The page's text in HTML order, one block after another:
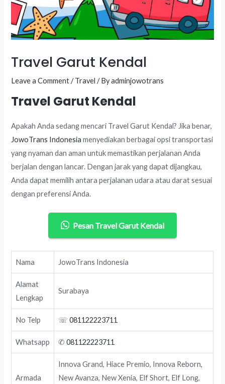
Travel Garut Kendal
Leave a Comment /Travel / Byadminjowotrans
Travel Garut Kendal
Apakah Anda sedang mencari Travel Garut Kendal? Jika benar,
JowoTrans Indonesia menyediakan berbagai opsi transportasi
yang nyaman dan aman untuk memastikan perjalanan Anda
berjalan dengan lancar. Dengan jarak yang dapat dijangkau,
Anda dapat memilih antara perjalanan udara atau darat sesuai
dengan preferensi Anda.
Pesan Travel Garut Kendal
Nama JowoTrans Indonesia
Alamat
Lengkap
Surabaya
No Telp ☏081122223711
Whatsapp ✆081122223711
Armada
Innova Grand, Hiace Premio, Innova Reborn,
New Avanza, New Xenia, Elf Short, Elf Long,